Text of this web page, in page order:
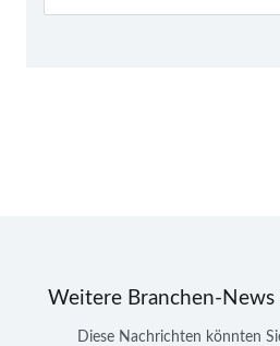
Weitere Branchen-News
Diese Nachrichten könnten